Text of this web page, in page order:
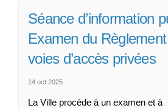
Séance d’information
Examen du
voies d’accès privées
14 oct 2025
La Ville procède à un examen et à